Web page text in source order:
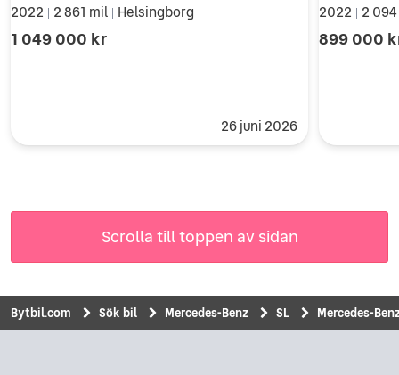
2022 2 861 mil Helsingborg
1 049 000 kr
26 juni 2026
2022 2
899 000
Scrolla till toppen av sidan
Bytbil.com Sök bil Mercedes-Benz SL Mercedes-